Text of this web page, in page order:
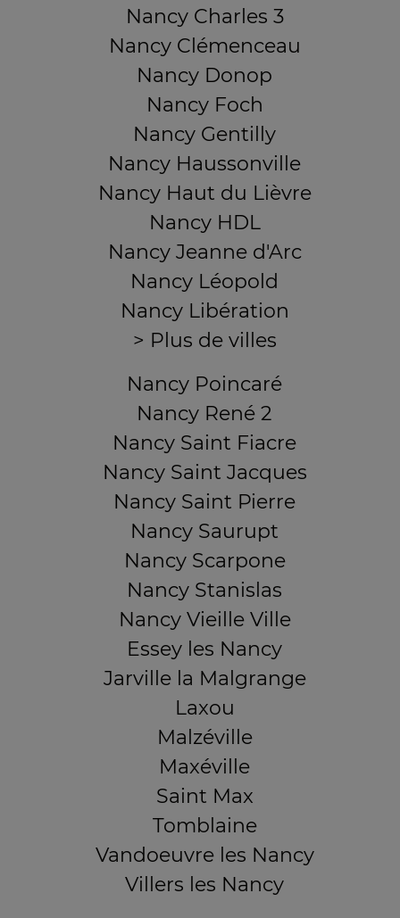
Nancy Charles 3
Nancy Clémenceau
Nancy Donop
Nancy Foch
Nancy Gentilly
Nancy Haussonville
Nancy Haut du Lièvre
Nancy HDL
Nancy Jeanne d'Arc
Nancy Léopold
Nancy Libération
> Plus de villes
Nancy Poincaré
Nancy René 2
Nancy Saint Fiacre
Nancy Saint Jacques
Nancy Saint Pierre
Nancy Saurupt
Nancy Scarpone
Nancy Stanislas
Nancy Vieille Ville
Essey les Nancy
Jarville la Malgrange
Laxou
Malzéville
Maxéville
Saint Max
Tomblaine
Vandoeuvre les Nancy
Villers les Nancy